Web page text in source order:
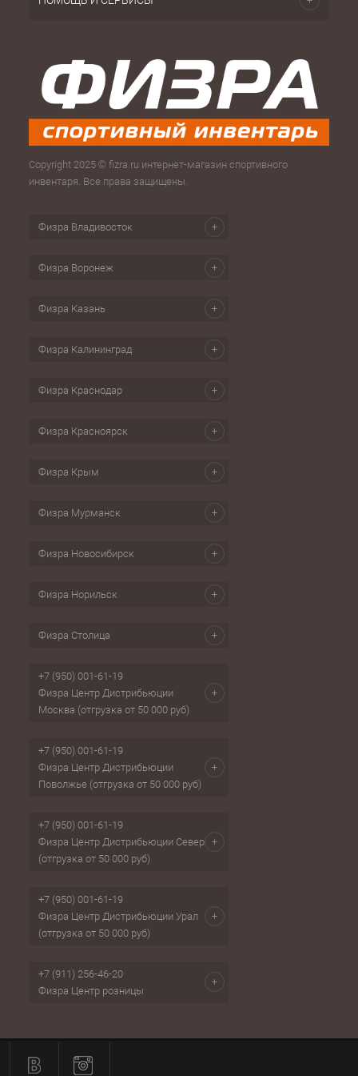
Copyright 2025 © fizra.ru интернет-магазин спортивного
инвентаря. Все права защищены.
Физра Владивосток
Физра Воронеж
Физра Казань
Физра Калининград
Физра Краснодар
Физра Красноярск
Физра Крым
Физра Мурманск
Физра Новосибирск
Физра Норильск
Физра Столица
+7 (950) 001-61-19
Физра Центр Дистрибьюции
Москва (отгрузка от 50 000 руб)
+7 (950) 001-61-19
Физра Центр Дистрибьюции
Поволжье (отгрузка от 50 000 руб)
+7 (950) 001-61-19
Физра Центр Дистрибьюции Север
(отгрузка от 50 000 руб)
+7 (950) 001-61-19
Физра Центр Дистрибьюции Урал
(отгрузка от 50 000 руб)
+7 (911) 256-46-20
Физра Центр розницы